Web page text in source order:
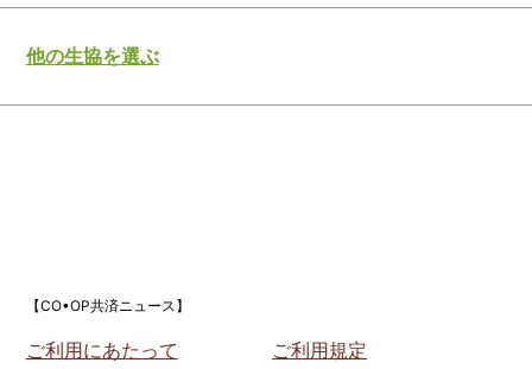
他の生協を選ぶ
【CO•OP共済ニュース】
ご利用にあたって ご利用規定